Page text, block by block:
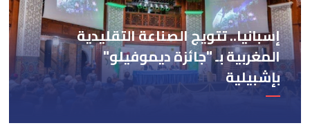
إسبانيا.. تتويج الصناعة التقليدية
المغربية بـ "جائزة ديموفيلو"
بإشبيلية